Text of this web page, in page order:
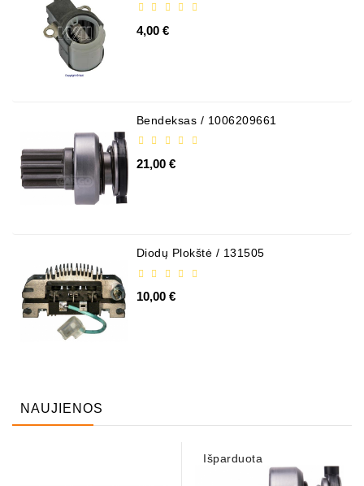
4,00 €
Bendeksas / 1006209661
21,00 €
Diodų Plokštė / 131505
10,00 €
NAUJIENOS
Išparduota